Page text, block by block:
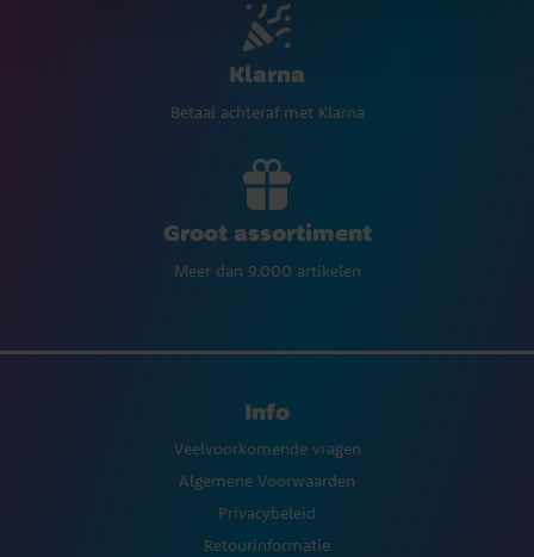
Klarna
Betaal achteraf met Klarna
Groot assortiment
Meer dan 9.000 artikelen
Info
Veelvoorkomende vragen
Algemene Voorwaarden
Privacybeleid
Retourinformatie